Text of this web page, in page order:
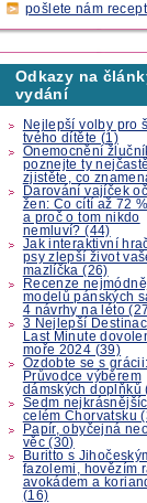
pošlete nám recept
Odkazy na
vydání
Nejlepší volby pro
tvého dítěte (1)
Onemocnění
poznejte ty
zjistěte, co
Darování vajíček
žen: Co cítí až 72
a proč o tom nikdo
nemluví? (44)
Jak interaktivní
psy zlepší život
mazlíčka (26)
Recenze
modelů pánských
4 návrhy na léto
3 Nejlepší
Last Minute
moře 2024 (39)
Ozdobte se s grácii:
Průvodce výběrem
dámských doplňků
Sedm
celém Chorvatsku
Papír, obyčejná
věc (30)
Buritto s
fazolemi, hovězím
avokádem a
(16)